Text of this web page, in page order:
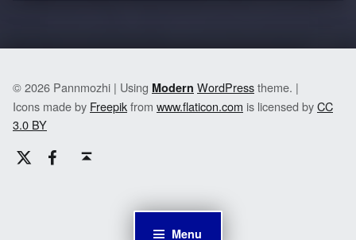
Menu
© 2026 Pannmozhi | Using Modern WordPresstheme. |
Icons made by Freepikfrom www.flaticon.com is licensed byCC
3.0 BY